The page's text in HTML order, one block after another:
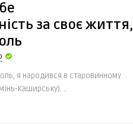
за своє життя,
я народився в старовинному
Каширську). ..